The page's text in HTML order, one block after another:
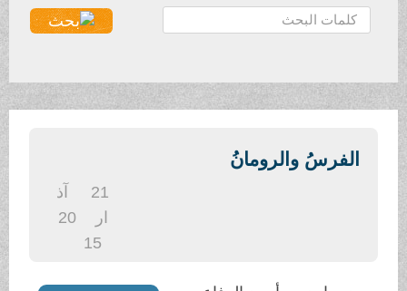
ح
ث
الفرسُ والرومانُ
20